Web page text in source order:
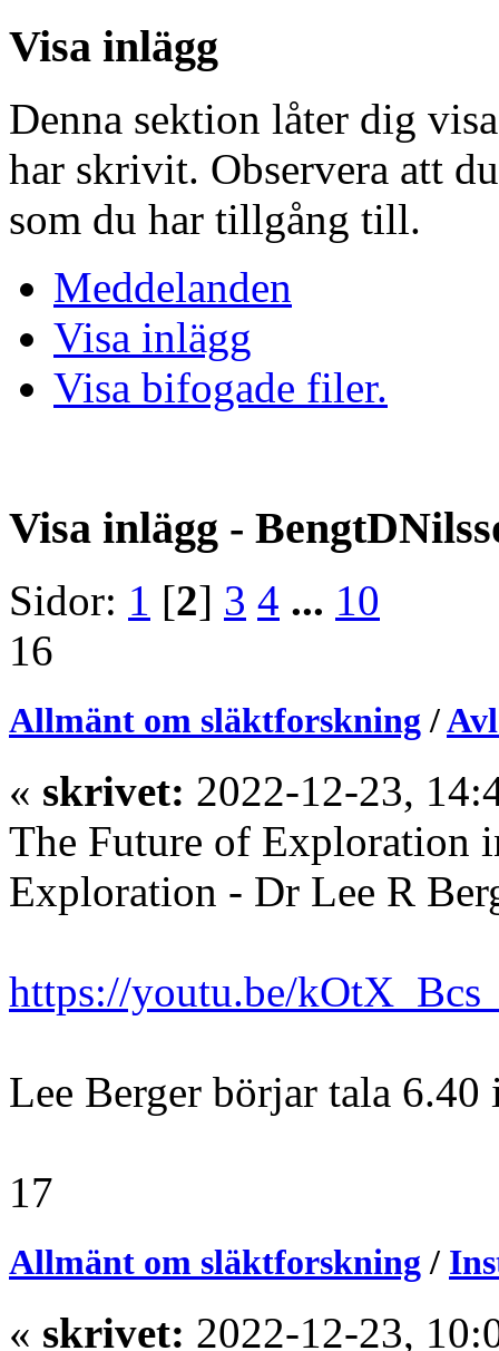
Visa inlägg
Denna sektion låter dig
har skrivit. Observera att
som du har tillgång till.
Meddelanden
Visa inlägg
Visa bifogade filer.
Visa inlägg -
Sidor: 1 [2] 3 4 ... 10
16
Allmänt om släktforskning /
« skrivet: 2022-12-23,
The Future of Exploration
Exploration - Dr Lee R
https://youtu.be/
Lee Berger börjar tala
17
Allmänt om släktforskning /
« skrivet: 2022-12-23,